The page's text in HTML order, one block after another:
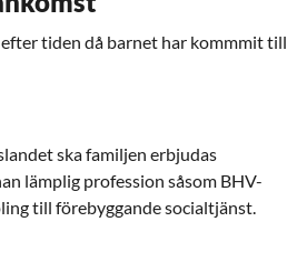
tiden då barnet har kommmit till
ska familjen erbjudas
lämplig profession såsom BHV-
till förebyggande socialtjänst.